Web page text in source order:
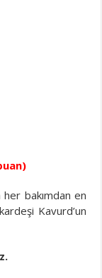
bakımdan en
Kavurd’un